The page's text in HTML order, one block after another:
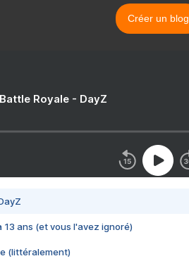
Créer un blog
Royale - DayZ
13 ans (et vous l'avez ignoré)
(littéralement)